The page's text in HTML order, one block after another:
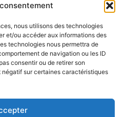
nous utilisons des technologies
et/ou accéder aux informations des
technologies nous permettra de
de navigation ou les ID
consentir ou de retirer son
sur certaines caractéristiques
les cookies
ce contenu